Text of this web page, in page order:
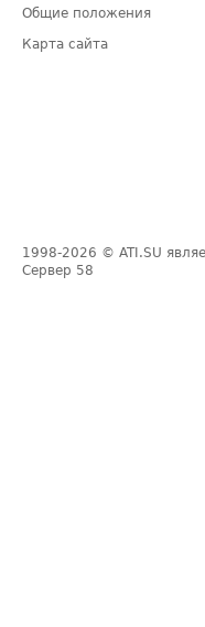
Общие положения
Карта сайта
1998-2026 © ATI.SU
Сервер 58